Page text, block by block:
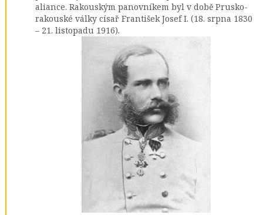
aliance. Rakouským panovníkem byl v době Prusko-
rakouské války císař František Josef I. (18. srpna 1830
– 21. listopadu 1916).